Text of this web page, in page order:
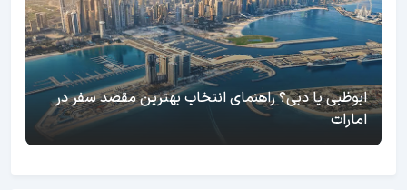
ابوظبی یا دبی؟ راهنمای انتخاب بهترین مقصد سفر در
امارات